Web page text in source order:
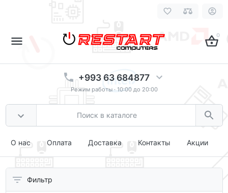
0
+993 63 684877
Режим работы · 10:00 до 20:00
О нас Оплата Доставка Контакты Акции
Фильтр